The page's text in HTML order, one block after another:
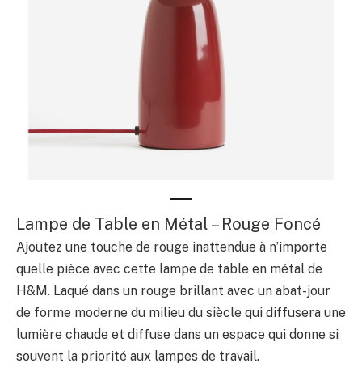
Lampe de Table en Métal – Rouge Foncé
Ajoutez une touche de rouge inattendue à n’importe
quelle pièce avec cette lampe de table en métal de
H&M. Laqué dans un rouge brillant avec un abat-jour
de forme moderne du milieu du siècle qui diffusera une
lumière chaude et diffuse dans un espace qui donne si
souvent la priorité aux lampes de travail.